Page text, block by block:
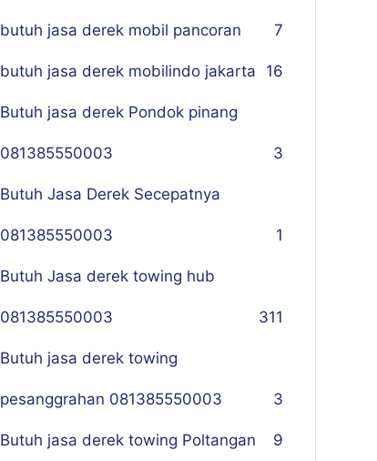
butuh jasa derek mobil pancoran 7
butuh jasa derek mobilindo jakarta 16
Butuh jasa derek Pondok pinang
081385550003 3
Butuh Jasa Derek Secepatnya
081385550003 1
Butuh Jasa derek towing hub
081385550003 311
Butuh jasa derek towing
pesanggrahan 081385550003 3
Butuh jasa derek towing Poltangan 9